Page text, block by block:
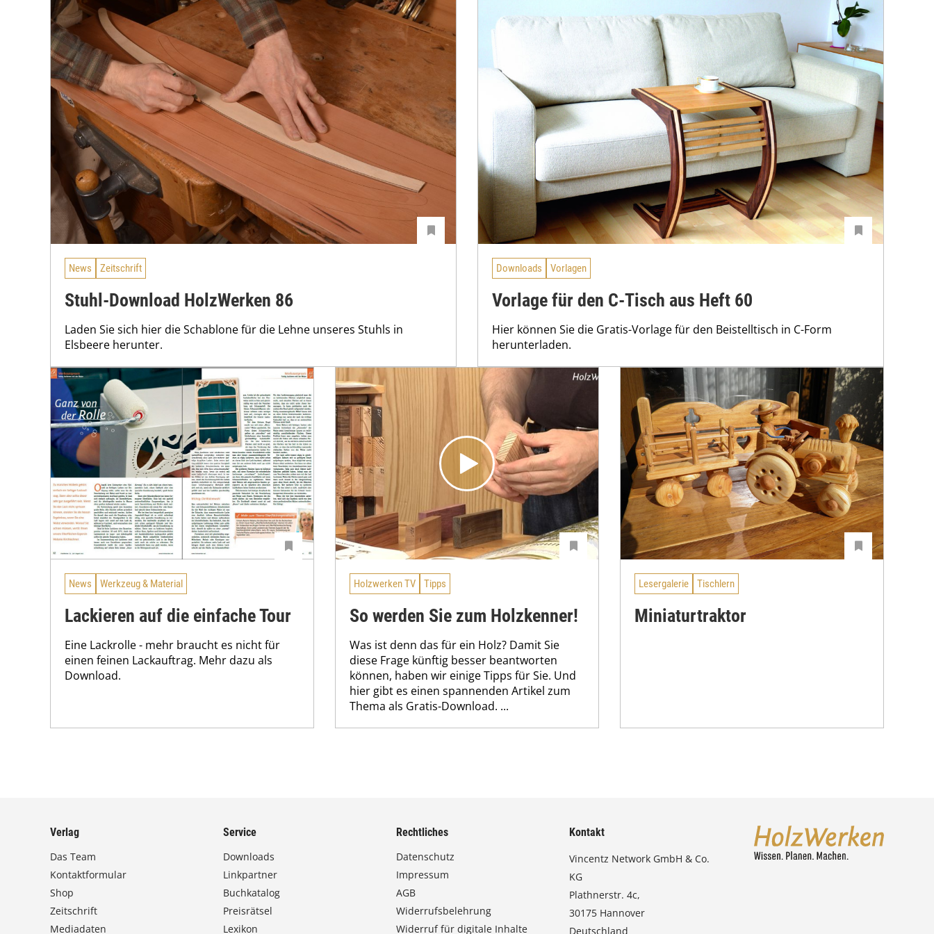
News Zeitschrift
Stuhl-Download HolzWerken 86
Laden Sie sich hier die Schablone für die Lehne unseres Stuhls in
Elsbeere herunter.
Downloads Vorlagen
Vorlage für den C-Tisch aus Heft 60
Hier können Sie die Gratis-Vorlage für den Beistelltisch in C-Form
herunterladen.
News Werkzeug & Material
Lackieren auf die einfache Tour
Eine Lackrolle - mehr braucht es nicht für
einen feinen Lackauftrag. Mehr dazu als
Download.
Holzwerken TV Tipps
So werden Sie zum Holzkenner!
Was ist denn das für ein Holz? Damit Sie
diese Frage künftig besser beantworten
können, haben wir einige Tipps für Sie. Und
hier gibt es einen spannenden Artikel zum
Thema als Gratis-Download. ...
Lesergalerie Tischlern
Miniaturtraktor
Verlag
Das Team
Kontaktformular
Shop
Zeitschrift
Mediadaten
Service
Downloads
Linkpartner
Buchkatalog
Preisrätsel
Lexikon
Rechtliches
Datenschutz
Impressum
AGB
Widerrufsbelehrung
Widerruf für digitale Inhalte
Kontakt
Vincentz Network GmbH & Co.
KG
Plathnerstr. 4c,
30175 Hannover
Deutschland